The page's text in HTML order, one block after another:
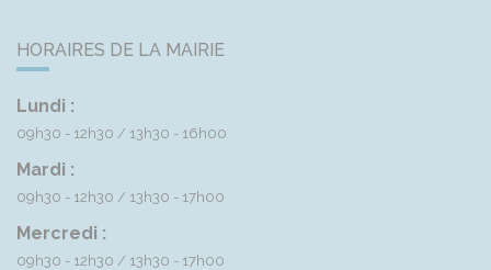
HORAIRES DE LA MAIRIE
Lundi :
09h30 - 12h30 13h30 - 16h00
Mardi :
09h30 - 12h30 13h30 - 17h00
Mercredi :
09h30 - 12h30 13h30 - 17h00